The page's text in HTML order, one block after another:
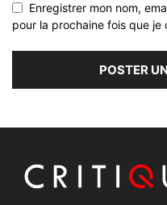
Enregistrer mon nom,
pour la prochaine fois que je